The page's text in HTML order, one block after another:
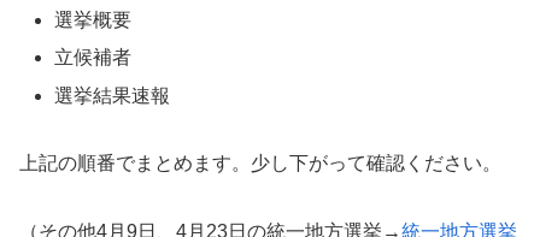
選挙概要
立候補者
選挙結果速報
上記の順番でまとめます。少し下がって確認ください。
（その他4月9日、4月23日の統一地方選挙→統一地方選挙